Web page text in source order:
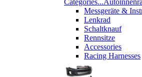
Categories...
Messgeräte &
Lenkrad
Schaltknauf
Rennsitze
Accessories
Racing Harnesses